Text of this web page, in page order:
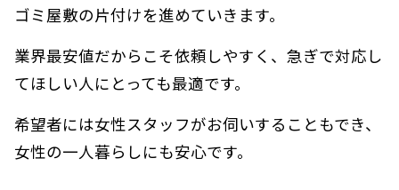
ゴミ屋敷の片付けを進めていきます。
業界最安値だからこそ依頼しやすく、急ぎで対応し
てほしい人にとっても最適です。
希望者には女性スタッフがお伺いすることもでき、
女性の一人暮らしにも安心です。